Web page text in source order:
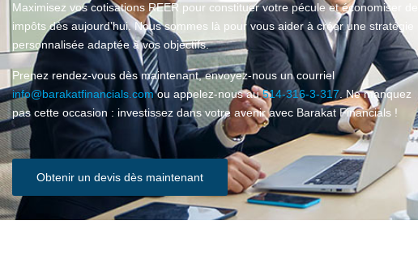
Maximisez vos cotisations REER pour constituer votre pécule et économiser des
impôts dès aujourd’hui. Nous sommes là pour vous aider à créer une stratégie
personnalisée adaptée à vos objectifs.
Prenez rendez-vous dès maintenant, envoyez-nous un courriel
info@barakatfinancials.comou appelez-nous au514-316-3-317 . Ne manquez
pas cette occasion : investissez dans votre avenir avec Barakat Financials !
Obtenir un devis dès maintenant